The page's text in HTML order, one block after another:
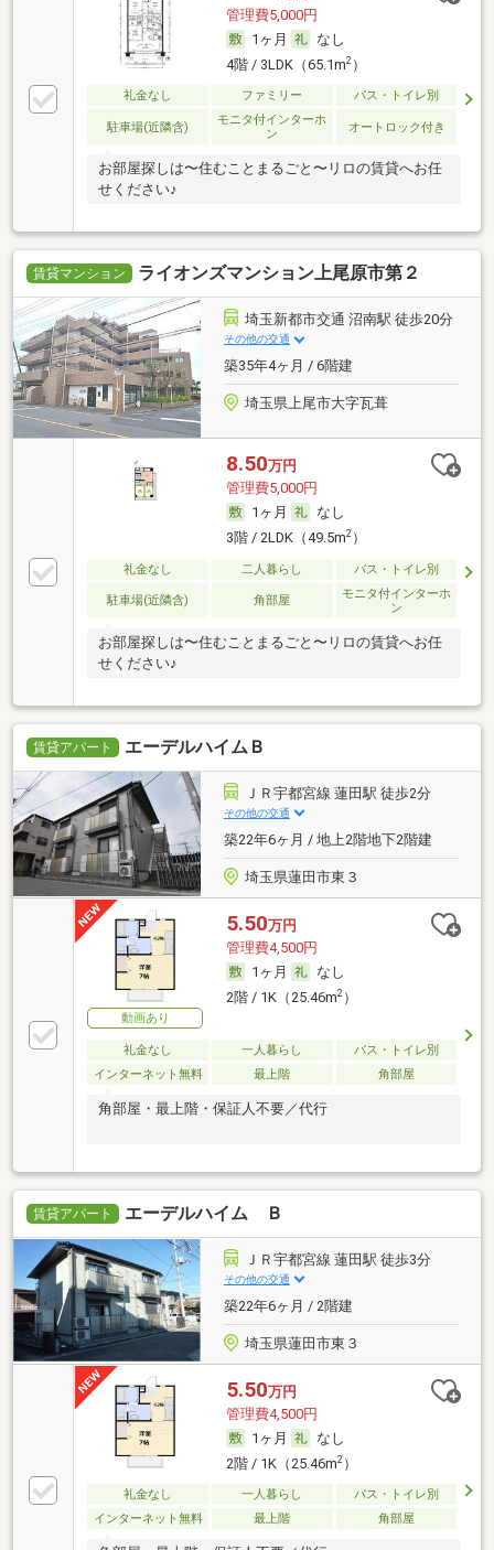
管理費5,000円
1ヶ月
なし
4階 / 3LDK（65.1m2）
礼金なし ファミリー バス・トイレ別
駐車場(近隣含)
モニタ付インターホ
ン
オートロック付き
お部屋探しは〜住むことまるごと〜リロの賃貸へお任
せください♪
賃貸マンション ライオンズマンション上尾原市第２
埼玉新都市交通 沼南駅 徒歩20分
その他の交通
築35年4ヶ月 / 6階建
埼玉県上尾市大字瓦葺
8.50万円
管理費5,000円
1ヶ月
なし
3階 / 2LDK（49.5m2）
礼金なし 二人暮らし バス・トイレ別
駐車場(近隣含) 角部屋
モニタ付インターホ
ン
お部屋探しは〜住むことまるごと〜リロの賃貸へお任
せください♪
賃貸アパート エーデルハイムＢ
ＪＲ宇都宮線 蓮田駅 徒歩2分
その他の交通
築22年6ヶ月 / 地上2階地下2階建
埼玉県蓮田市東３
動画あり
5.50万円
管理費4,500円
1ヶ月
なし
2階 / 1K（25.46m2）
礼金なし 一人暮らし
バス・トイレ別
インターネット無料
最上階 角部屋
角部屋・最上階・保証人不要／代行
賃貸アパート エーデルハイム Ｂ
ＪＲ宇都宮線 蓮田駅 徒歩3分
その他の交通
築22年6ヶ月 / 2階建
埼玉県蓮田市東３
5.50万円
管理費4,500円
1ヶ月
なし
2階 / 1K（25.46m2）
礼金なし 一人暮らし
バス・トイレ別
インターネット無料
最上階 角部屋